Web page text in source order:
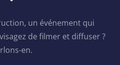
un événement qui
de filmer et diffuser ?
en.